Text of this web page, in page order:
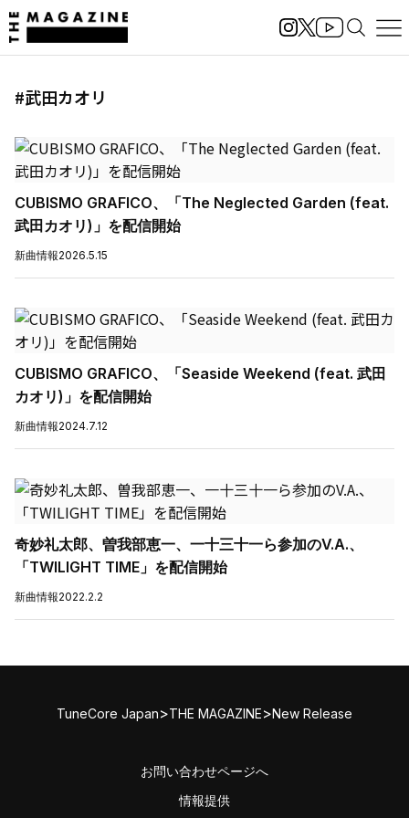
#武田カオリ
CUBISMO GRAFICO、「The Neglected Garden (feat.
武田カオリ)」を配信開始
新曲情報2026.5.15
CUBISMO GRAFICO、「Seaside Weekend (feat. 武田
カオリ)」を配信開始
新曲情報2024.7.12
奇妙礼太郎、曽我部恵一、一十三十一ら参加のV.A.、
「TWILIGHT TIME」を配信開始
新曲情報2022.2.2
TuneCore Japan>THE MAGAZINE>New Release
お問い合わせページへ
情報提供